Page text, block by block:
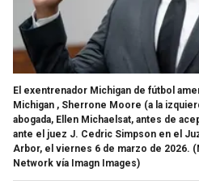
El exentrenador Michigan de fútbol
Michigan , Sherrone Moore (a la
abogada, Ellen Michaelsat, antes de
ante el juez J. Cedric Simpson en el
Arbor, el viernes 6 de marzo de 2026.
Network vía Imagn Images)